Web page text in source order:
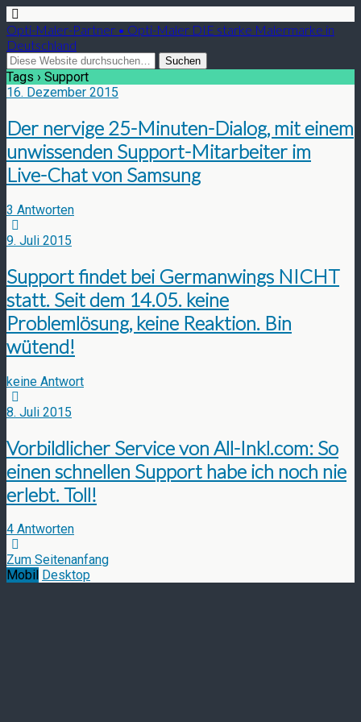
Opti-Maler-Partner • Opti-Maler DIE starke Malermarke in
Deutschland
Tags › Support
16. Dezember 2015
Der nervige 25-Minuten-Dialog, mit einem
unwissenden Support-Mitarbeiter im
Live-Chat von Samsung
3 Antworten
9. Juli 2015
Support findet bei Germanwings NICHT
statt. Seit dem 14.05. keine
Problemlösung, keine Reaktion. Bin
wütend!
keine Antwort
8. Juli 2015
Vorbildlicher Service von All-Inkl.com: So
einen schnellen Support habe ich noch nie
erlebt. Toll!
4 Antworten
Zum Seitenanfang
Mobil Desktop